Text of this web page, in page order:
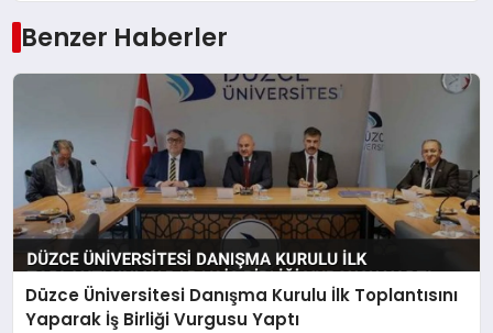
Benzer Haberler
Düzce Üniversitesi Danışma Kurulu İlk Toplantısını
Yaparak İş Birliği Vurgusu Yaptı